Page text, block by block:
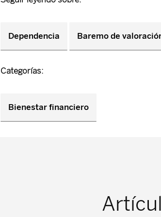
Dependencia Baremo de
Categorías:
Bienestar financiero